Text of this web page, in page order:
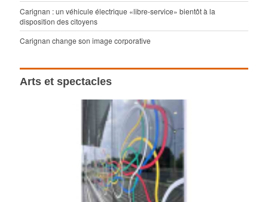
Carignan : un véhicule électrique «libre-service» bientôt à la
disposition des citoyens
Carignan change son image corporative
Arts et spectacles